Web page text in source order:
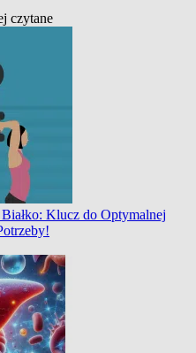
czytane
Klucz do Optymalnej